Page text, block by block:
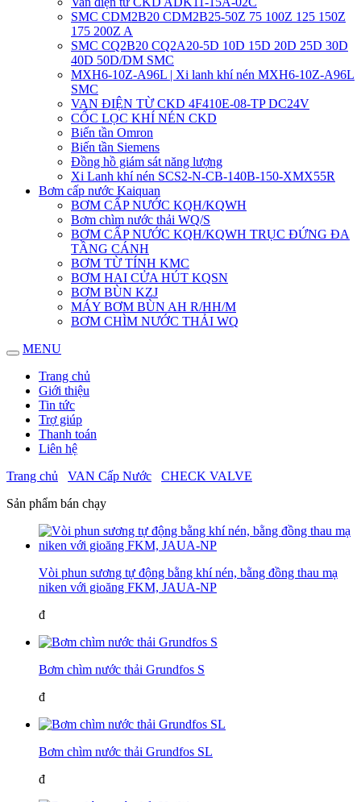
SMC CDM2B20 CDM2B25-50Z 75 100Z 125 150Z
175 200Z A
SMC CQ2B20 CQ2A20-5D 10D 15D 20D 25D 30D
40D 50D/DM SMC
MXH6-10Z-A96L | Xi lanh khí nén MXH6-10Z-A96L
SMC
VAN ĐIỆN TỪ CKD 4F410E-08-TP DC24V
CỐC LỌC KHÍ NÉN CKD
Biến tần Omron
Biến tần Siemens
Đồng hồ giám sát năng lượng
Xi Lanh khí nén SCS2-N-CB-140B-150-XMX55R
Bơm cấp nước Kaiquan
BƠM CẤP NƯỚC KQH/KQWH
Bơm chìm nước thải WQ/S
BƠM CẤP NƯỚC KQH/KQWH TRỤC ĐỨNG ĐA
TẦNG CÁNH
BƠM TỪ TÍNH KMC
BƠM HAI CỬA HÚT KQSN
BƠM BÙN KZJ
MÁY BƠM BÙN AH R/HH/M
BƠM CHÌM NƯỚC THẢI WQ
MENU
Trang chủ
Giới thiệu
Tin tức
Trợ giúp
Thanh toán
Liên hệ
Trang chủ
VAN Cấp Nước
CHECK VALVE
Sản phẩm bán chạy
Vòi phun sương tự động bằng khí nén, bằng đồng thau mạ
niken với gioăng FKM, JAUA-NP
đ
Bơm chìm nước thải Grundfos S
đ
Bơm chìm nước thải Grundfos SL
đ